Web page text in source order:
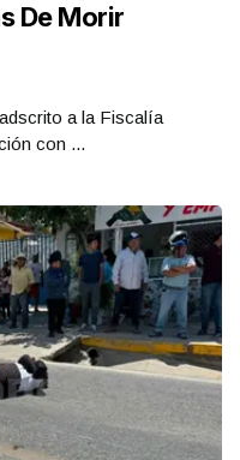
De Morir
a la Fiscalía
con ...